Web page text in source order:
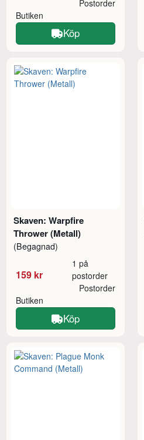
Butiken
Postorder
Köp
Skaven: Warpfire
Thrower (Metall)
(Begagnad)
159 kr
1 på
postorder
Butiken
Postorder
Köp